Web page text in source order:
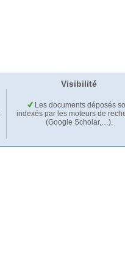
Visibilité
Les documents déposés
indexés par les moteurs de
(Google Scholar,…).